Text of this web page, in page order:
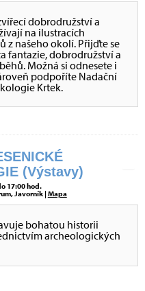
dobrodružství a
na ilustracích
z našeho okolí. Přijďte se
fantazie, dobrodružství a
Možná si odnesete i
podpoříte Nadační
Krtek.
(Výstavy)
17:00 hod.
Javorník |Mapa
bohatou historii
archeologických